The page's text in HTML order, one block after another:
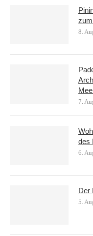
8.
7.
des
6.
Der
5.